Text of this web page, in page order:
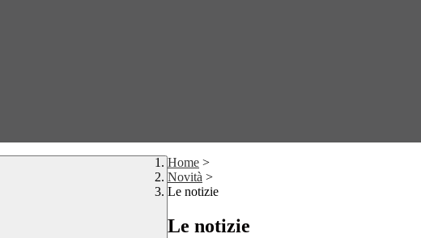
Home >
Novità >
Le notizie
Le notizie